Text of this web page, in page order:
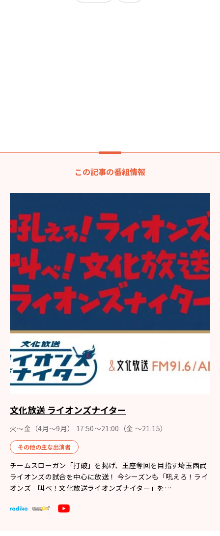
この記事の番組情報
文化放送 ライオンズナイター
火～金（4月〜9月） 17:50～21:00（金 ～21:15）
その他の主な出演者
チームスローガン「打破」を掲げ、王座奪回を目指す埼玉西武
ライオンズの試合を中心に放送！ 今シーズンも「吼えろ！ライ
オンズ 叫べ！文化放送ライオンズナイター」を…